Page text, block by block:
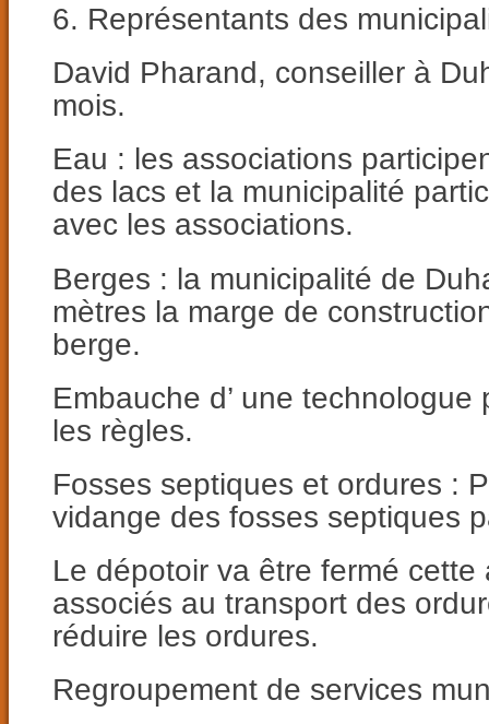
6. Représentants des
David Pharand, conseiller à
mois.
Eau : les associations
des lacs et la municipalité
avec les associations.
Berges : la municipalité de
mètres la marge de
berge.
Embauche d’ une
les règles.
Fosses septiques et ordures :
vidange des fosses septiques
Le dépotoir va être fermé cette
associés au transport des
réduire les ordures.
Regroupement de services